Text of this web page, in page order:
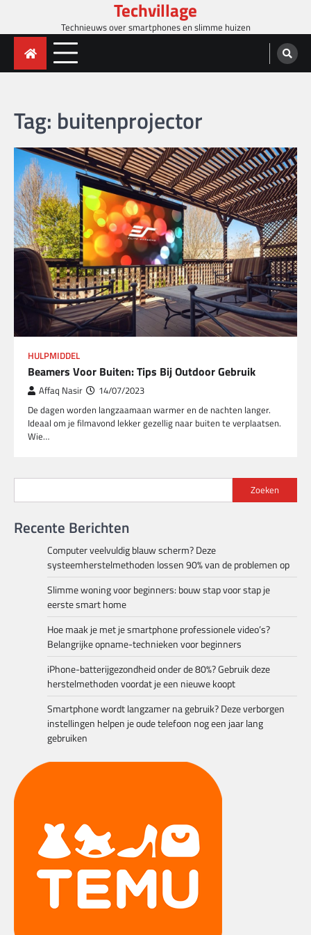
content
Techvillage
Technieuws over smartphones en slimme huizen
Tag: buitenprojector
HULPMIDDEL
Beamers Voor Buiten: Tips Bij Outdoor Gebruik
Affaq Nasir 14/07/2023
De dagen worden langzaamaan warmer en de nachten langer.
Ideaal om je filmavond lekker gezellig naar buiten te verplaatsen.
Wie…
Zoeken
Recente Berichten
Computer veelvuldig blauw scherm? Deze
systeemherstelmethoden lossen 90% van de problemen op
Slimme woning voor beginners: bouw stap voor stap je
eerste smart home
Hoe maak je met je smartphone professionele video’s?
Belangrijke opname-technieken voor beginners
iPhone-batterijgezondheid onder de 80%? Gebruik deze
herstelmethoden voordat je een nieuwe koopt
Smartphone wordt langzamer na gebruik? Deze verborgen
instellingen helpen je oude telefoon nog een jaar lang
gebruiken